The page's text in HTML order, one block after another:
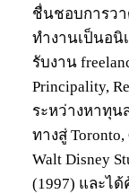
ชื่นชอบการวา
ทำงานเป็นอนิเ
รับงาน
Principality,
ระหว่างหาทุน
ทางสู่
Walt Disney
(1997) และไ